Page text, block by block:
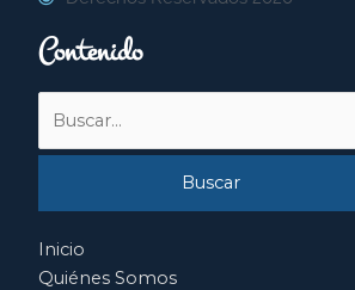
Contenido
por:
Inicio
Quiénes Somos